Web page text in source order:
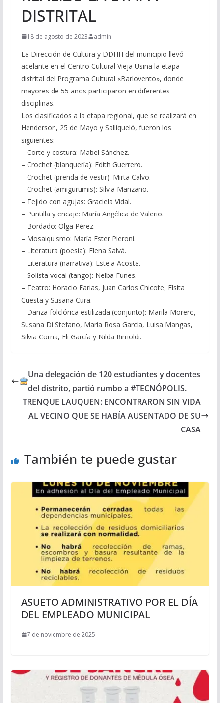
DISTRITAL
18 de agosto de 2023 admin
La Dirección de Cultura y DDHH del municipio llevó
adelante en el Centro Cultural Vieja Usina la etapa
distrital del Programa Cultural «Barlovento», donde
mayores de 55 años participaron en diferentes
disciplinas.
Los clasificados a la etapa regional, que se realizará en
Henderson, 25 de Mayo y Salliqueló, fueron los
siguientes:
– Corte y costura: Mabel Sánchez.
– Crochet (blanquería): Edith Guerrero.
– Crochet (prenda de vestir): Mirta Calvo.
– Crochet (amigurumis): Silvia Manzano.
– Tejido con agujas: Graciela Vidal.
– Puntilla y encaje: María Angélica de Valerio.
– Bordado: Olga Pérez.
– Mosaiquismo: María Ester Pieroni.
– Literatura (poesía): Elena Salvá.
– Literatura (narrativa): Estela Acosta.
– Solista vocal (tango): Nelba Funes.
– Teatro: Horacio Farias, Juan Carlos Chicote, Elsita
Cuesta y Susana Cura.
– Danza folclórica estilizada (conjunto): Marila Morero,
Susana Di Stefano, María Rosa García, Luisa Mangas,
Silvia Corna, Eli García y Nilda Rimoldi.
Una delegación de 120 estudiantes y docentes
del distrito, partió rumbo a #TECNÓPOLIS.
TRENQUE LAUQUEN: ENCONTRARON SIN VIDA
AL VECINO QUE SE HABÍA AUSENTADO DE SU
CASA
También te puede gustar
ASUETO ADMINISTRATIVO POR EL DÍA
DEL EMPLEADO MUNICIPAL
7 de noviembre de 2025